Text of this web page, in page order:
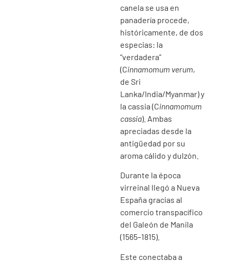
canela se usa en
panadería procede,
históricamente, de dos
especias: la
“verdadera”
(Cinnamomum verum,
de Sri
Lanka/India/Myanmar) y
la cassia (Cinnamomum
cassia). Ambas
apreciadas desde la
antigüedad por su
aroma cálido y dulzón.
Durante la época
virreinal llegó a Nueva
España gracias al
comercio transpacífico
del Galeón de Manila
(1565–1815).
Este conectaba a